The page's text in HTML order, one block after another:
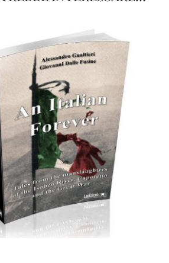
CartaceoeBook in ePub
6,99 € 18,00€
Scegli